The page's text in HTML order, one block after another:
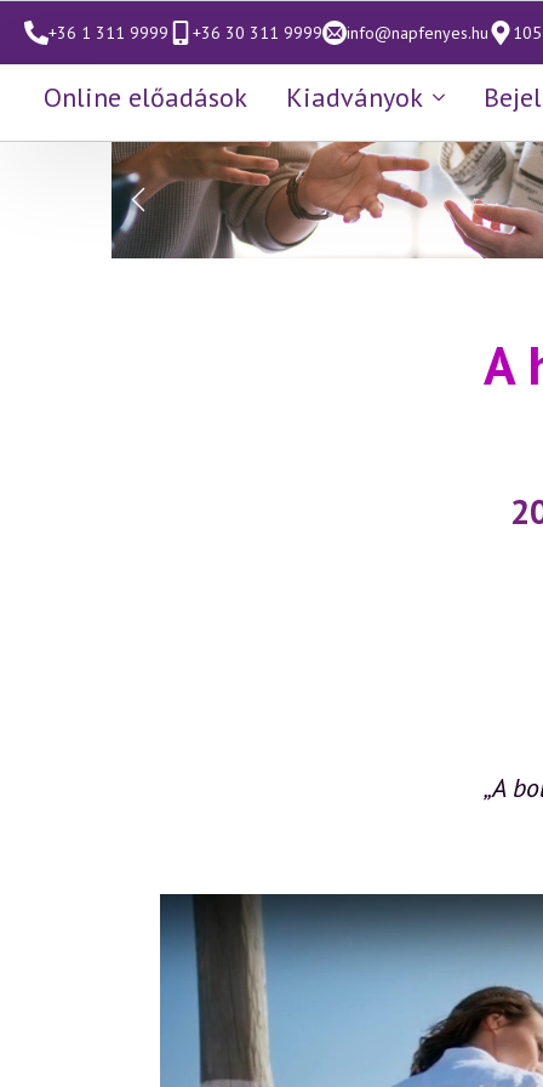
+36 1 311 9999 +36 30 311 9999 info@napfenyes.hu
Online előadások Kiadványok
A
„A